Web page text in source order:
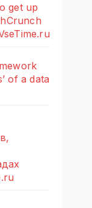
get up
of a data